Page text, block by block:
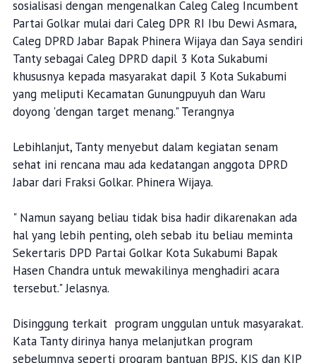
sosialisasi dengan mengenalkan Caleg Caleg Incumbent
Partai Golkar mulai dari Caleg DPR RI Ibu Dewi Asmara,
Caleg DPRD Jabar Bapak Phinera Wijaya dan Saya sendiri
Tanty sebagai Caleg DPRD dapil 3 Kota Sukabumi
khususnya kepada masyarakat dapil 3 Kota Sukabumi
yang meliputi Kecamatan Gunungpuyuh dan Waru
doyong 'dengan target menang." Terangnya
Lebihlanjut, Tanty menyebut dalam kegiatan senam
sehat ini rencana mau ada kedatangan anggota DPRD
Jabar dari Fraksi Golkar. Phinera Wijaya.
" Namun sayang beliau tidak bisa hadir dikarenakan ada
hal yang lebih penting, oleh sebab itu beliau meminta
Sekertaris DPD Partai Golkar Kota Sukabumi Bapak
Hasen Chandra untuk mewakilinya menghadiri acara
tersebut." Jelasnya.
Disinggung terkait program unggulan untuk masyarakat.
Kata Tanty dirinya hanya melanjutkan program
sebelumnya seperti program bantuan BPJS, KIS dan KIP